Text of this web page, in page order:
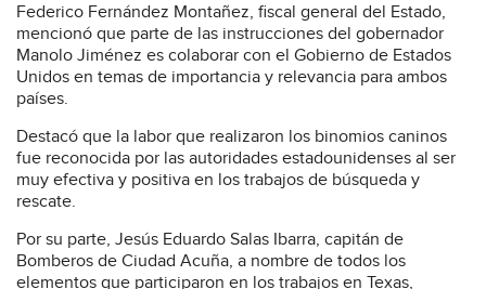
Federico Fernández Montañez, fiscal general del Estado,
mencionó que parte de las instrucciones del gobernador
Manolo Jiménez es colaborar con el Gobierno de Estados
Unidos en temas de importancia y relevancia para ambos
países.
Destacó que la labor que realizaron los binomios caninos
fue reconocida por las autoridades estadounidenses al ser
muy efectiva y positiva en los trabajos de búsqueda y
rescate.
Por su parte, Jesús Eduardo Salas Ibarra, capitán de
Bomberos de Ciudad Acuña, a nombre de todos los
elementos que participaron en los trabajos en Texas,